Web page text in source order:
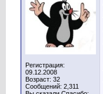
Регистрация:
09.12.2008
Возраст: 32
Сообщений: 2,311